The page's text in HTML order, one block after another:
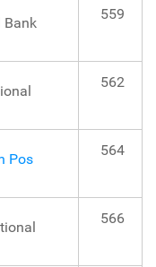
Bank
559
562
Pos
564
566